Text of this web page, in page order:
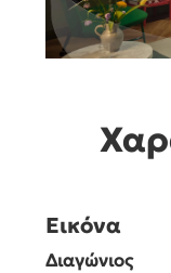
Εικόνα
Διαγώνιος